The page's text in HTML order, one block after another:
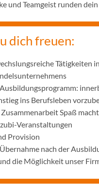
und Teamgeist runden
dich freuen:
Tätigkeiten
ins Berufsleben
Zusammenarbeit Spaß macht
Veranstaltungen
Provision
nach der
die Möglichkeit unser